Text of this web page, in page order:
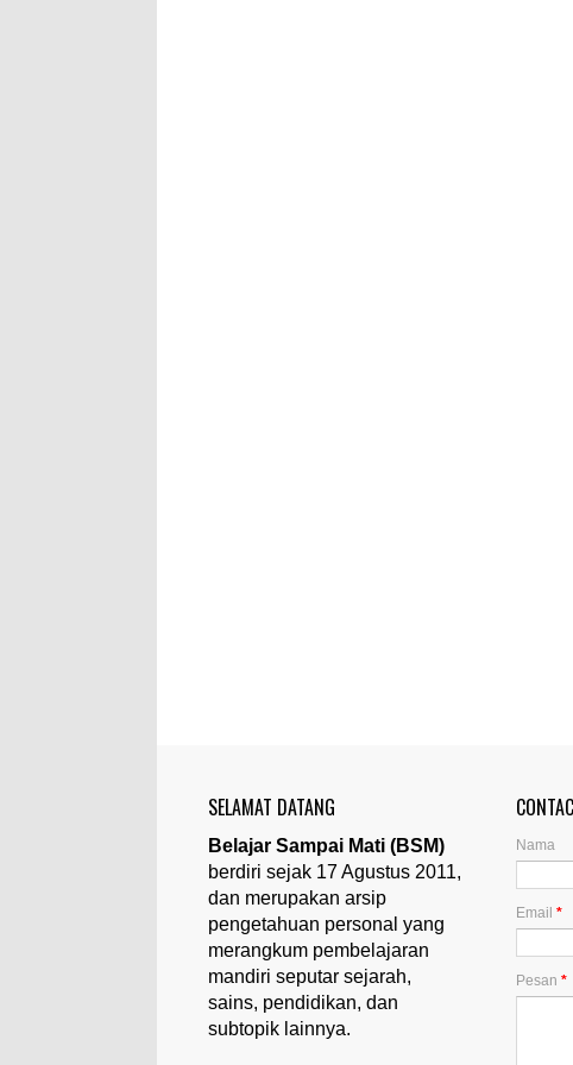
SELAMAT DATANG
Belajar Sampai Mati (BSM)
berdiri sejak 17 Agustus 2011,
dan merupakan arsip
pengetahuan personal yang
merangkum pembelajaran
mandiri seputar sejarah,
sains, pendidikan, dan
subtopik lainnya.
Nama
Email*
Pesan*